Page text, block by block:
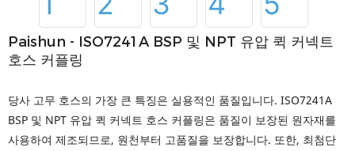
Paishun - ISO7241A BSP 및 NPT 유압 퀵 커넥트
호스 커플링
당사 고무 호스의 가장 큰 특징은 실용적인 품질입니다. ISO7241A
BSP 및 NPT 유압 퀵 커넥트 호스 커플링은 품질이 보장된 원자재를
사용하여 제조되므로, 원천부터 고품질을 보장합니다. 또한, 최첨단